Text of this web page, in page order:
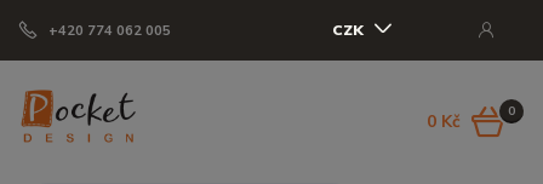
CZK
+420 774 062 005
0
0 Kč